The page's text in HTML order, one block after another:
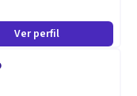
que tengo por mi
Ver perfil